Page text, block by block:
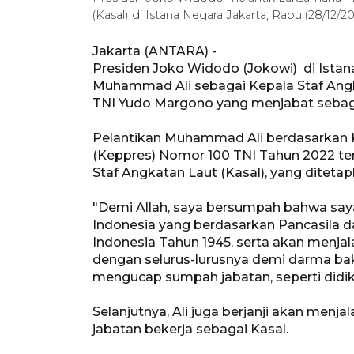
(Kasal) di Istana Negara Jakarta, Rabu (28/12/
Jakarta (ANTARA) -
Presiden Joko Widodo (Jokowi) di
Muhammad Ali sebagai Kepala Staf
TNI Yudo Margono yang menjabat
Pelantikan Muhammad Ali
(Keppres) Nomor 100 TNI Tahun 2022
Staf Angkatan Laut (Kasal), yang
"Demi Allah, saya bersumpah bahwa
Indonesia yang berdasarkan Pancasila
Indonesia Tahun 1945, serta akan
dengan selurus-lurusnya demi darma
mengucap sumpah jabatan, seperti
Selanjutnya, Ali juga berjanji akan
jabatan bekerja sebagai Kasal.